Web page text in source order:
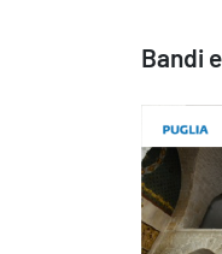
Bandi